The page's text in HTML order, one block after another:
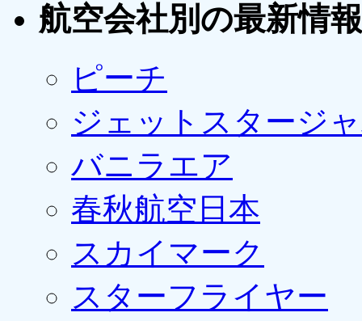
航空会社別の最新情報
ピーチ
ジェットスタージ
バニラエア
春秋航空日本
スカイマーク
スターフライヤー